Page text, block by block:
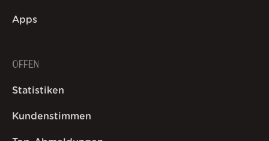
Apps
OFFEN
Statistiken
Kundenstimmen